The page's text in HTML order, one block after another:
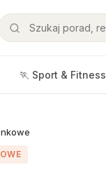
🏃 Sport & Fitness